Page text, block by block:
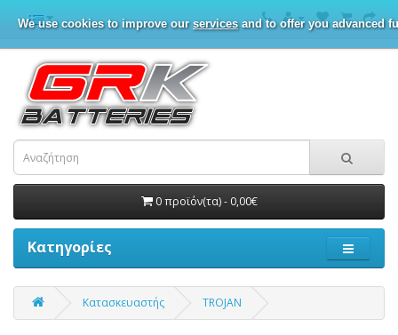
We use cookies to improve our servicesand to offer you advanced
0 προϊόν(τα) - 0,00€
Κατηγορίες
Κατασκευαστής TROJAN